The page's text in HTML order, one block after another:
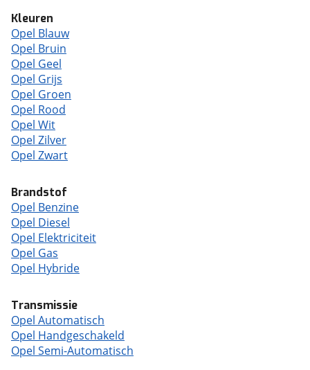
Kleuren
Opel Blauw
Opel Bruin
Opel Geel
Opel Grijs
Opel Groen
Opel Rood
Opel Wit
Opel Zilver
Opel Zwart
Brandstof
Opel Benzine
Opel Diesel
Opel Elektriciteit
Opel Gas
Opel Hybride
Transmissie
Opel Automatisch
Opel Handgeschakeld
Opel Semi-Automatisch